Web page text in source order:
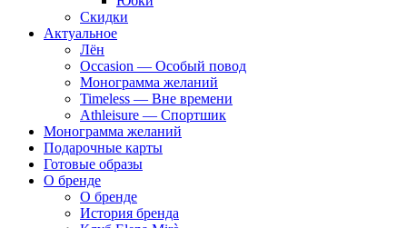
Скидки
Актуальное
Лён
Occasion — Особый повод
Монограмма желаний
Timeless — Вне времени
Athleisure — Спортшик
Монограмма желаний
Подарочные карты
Готовые образы
О бренде
О бренде
История бренда